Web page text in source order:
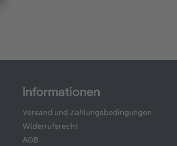
Informationen
Versand und Zahlungsbedingungen
Widerrufsrecht
AGB